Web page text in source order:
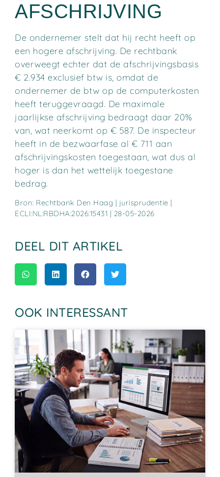
AFSCHRIJVING
De ondernemer stelt dat hij recht heeft op
een hogere afschrijving. De rechtbank
overweegt echter dat de afschrijvingsbasis
€ 2.934 exclusief btw is, omdat de
ondernemer de btw op de computerkosten
heeft teruggevraagd. De maximale
jaarlijkse afschrijving bedraagt daar 20%
van, wat neerkomt op € 587. De inspecteur
heeft in de bezwaarfase al € 711 aan
afschrijvingskosten toegestaan, wat dus al
hoger is dan het wettelijk toegestane
bedrag.
Bron: Rechtbank Den Haag | jurisprudentie |
ECLI:NL:RBDHA:2026:15431 | 28-05-2026
DEEL DIT ARTIKEL
OOK INTERESSANT